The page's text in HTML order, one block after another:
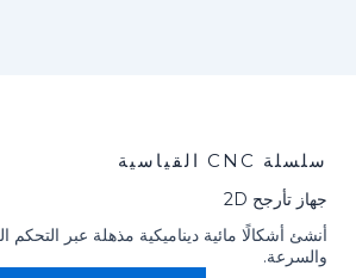
سلسلة CNC القياسية
جهاز تأرجح 2D
أنشئ أشكالًا مائية ديناميكية مذهلة عبر التحكم
والسرعة.